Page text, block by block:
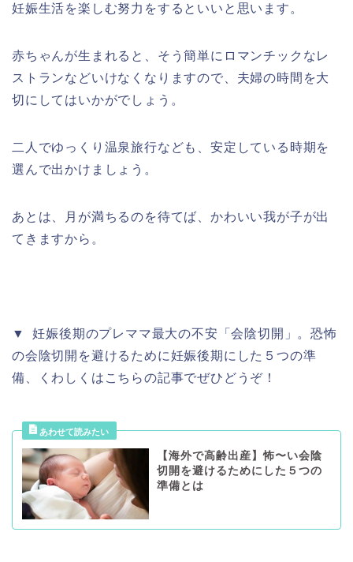
妊娠生活を楽しむ努力をするといいと思います。
赤ちゃんが生まれると、そう簡単にロマンチックなレ
ストランなどいけなくなりますので、夫婦の時間を大
切にしてはいかがでしょう。
二人でゆっくり温泉旅行なども、安定している時期を
選んで出かけましょう。
あとは、月が満ちるのを待てば、かわいい我が子が出
てきますから。
▼ 妊娠後期のプレママ最大の不安「会陰切開」。恐怖
の会陰切開を避けるために妊娠後期にした５つの準
備、くわしくはこちらの記事でぜひどうぞ！
【海外で高齢出産】怖〜い会陰
切開を避けるためにした５つの
準備とは